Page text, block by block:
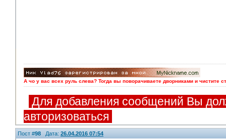
А чо у вас всех руль слева? Тогда вы поворачиваете дворниками и чистите
Для добавления сообщений Вы
авторизоваться
Пост #98 Дата: 26.04.2016 07:54